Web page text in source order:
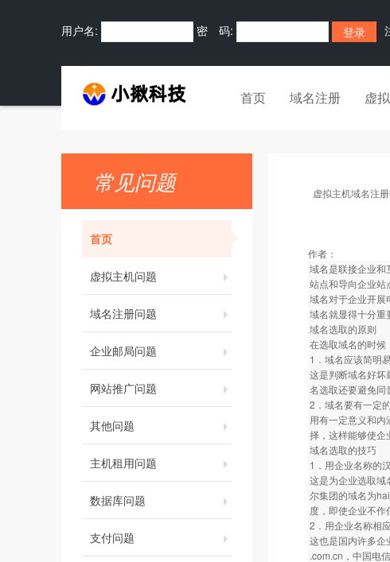
用户名: 密 码:
首页 域名注册 虚
常见问题
首页
虚拟主机问题
域名注册问题
企业邮局问题
网站推广问题
其他问题
主机租用问题
数据库问题
支付问题
虚拟主机域名注
作者：
域名是联接企业和
站点和导向企业站
域名对于企业开展
域名就显得十分重
域名选取的原则
在选取域名的时候
1．域名应该简明
这是判断域名好坏
名选取还要避免同
2．域名要有一定
用有一定意义和
择，这样能够使企
域名选取的技巧
1．用企业名称的
这是为企业选取
尔集团的域名为
度，即使企业不作
2．用企业名称相
这也是国内许多企
.com.cn，中国电